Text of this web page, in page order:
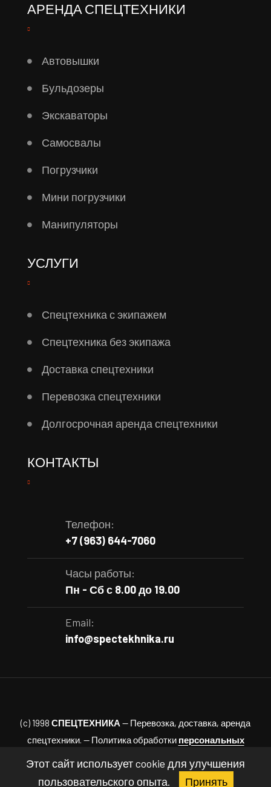
АРЕНДА СПЕЦТЕХНИКИ
Автовышки
Бульдозеры
Экскаваторы
Самосвалы
Погрузчики
Мини погрузчики
Манипуляторы
УСЛУГИ
Спецтехника с экипажем
Спецтехника без экипажа
Доставка спецтехники
Перевозка спецтехники
Долгосрочная аренда спецтехники
КОНТАКТЫ
Телефон:
+7 (963) 644-7060
Часы работы:
Пн - Сб с 8.00 до 19.00
Email:
info@spectekhnika.ru
(c) 1998 СПЕЦТЕХНИКА — Перевозка, доставка, аренда
спецтехники. — Политика обработки персональных
Этот сайт использует cookie для улучшения
пользовательского опыта.
Принять